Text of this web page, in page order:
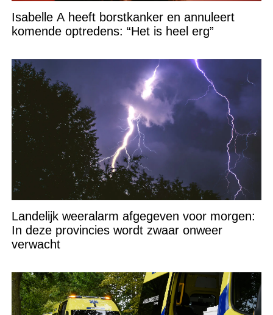
Isabelle A heeft borstkanker en annuleert
komende optredens: “Het is heel erg”
Landelijk weeralarm afgegeven voor morgen:
In deze provincies wordt zwaar onweer
verwacht